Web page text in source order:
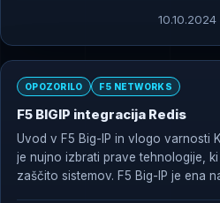
10.10.2024
OPOZORILO F5 NETWORKS
F5 BIGIP integracija Redis
Uvod v F5 Big-IP in vlogo varnosti
je nujno izbrati prave tehnologije,
zaščito sistemov. F5 Big-IP je ena